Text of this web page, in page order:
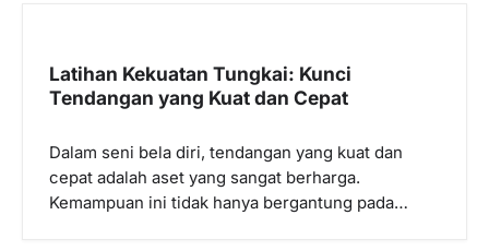
Latihan Kekuatan Tungkai: Kunci
Tendangan yang Kuat dan Cepat
Dalam seni bela diri, tendangan yang kuat dan
cepat adalah aset yang sangat berharga.
Kemampuan ini tidak hanya bergantung pada…